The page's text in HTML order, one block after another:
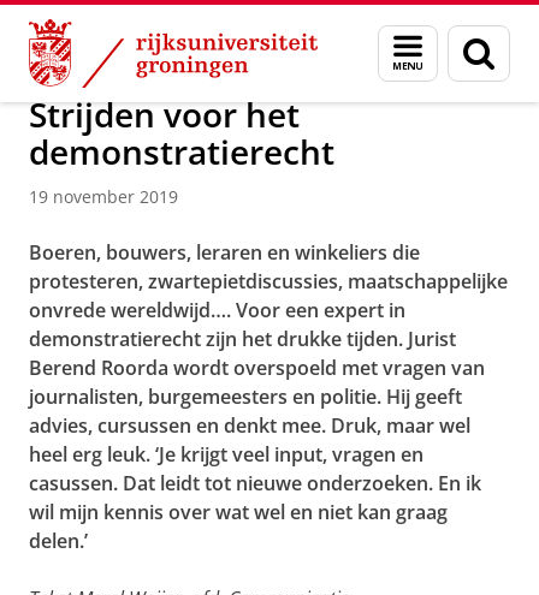
Skip
Content
Skip
Navigation
Menu
en
zoeken
Over ons Actueel Nieuws Nieuwsberichten
Strijden voor het
demonstratierecht
19 november 2019
Boeren, bouwers, leraren en winkeliers die
protesteren, zwartepietdiscussies, maatschappelijke
onvrede wereldwijd…. Voor een expert in
demonstratierecht zijn het drukke tijden. Jurist
Berend Roorda wordt overspoeld met vragen van
journalisten, burgemeesters en politie. Hij geeft
advies, cursussen en denkt mee. Druk, maar wel
heel erg leuk. ‘Je krijgt veel input, vragen en
casussen. Dat leidt tot nieuwe onderzoeken. En ik
wil mijn kennis over wat wel en niet kan graag
delen.’